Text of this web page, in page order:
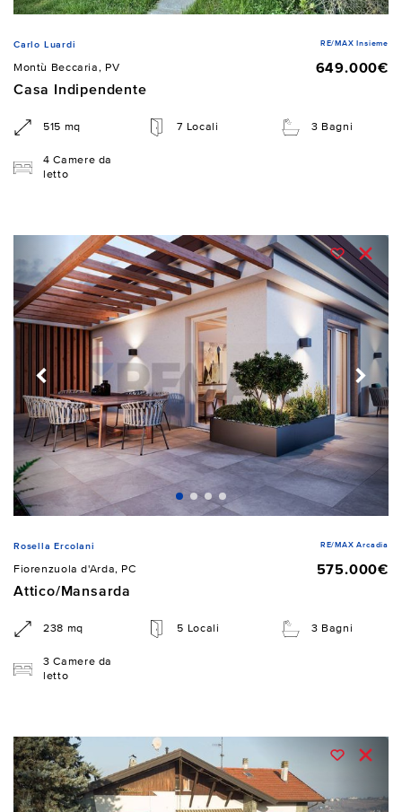
Carlo Luardi RE/MAX Insieme
Montù Beccaria, PV
649.000€
Casa Indipendente
515 mq 7 Locali 3 Bagni
4 Camere da
letto
Rosella Ercolani RE/MAX Arcadia
Fiorenzuola d'Arda, PC
575.000€
Attico/Mansarda
238 mq 5 Locali 3 Bagni
3 Camere da
letto